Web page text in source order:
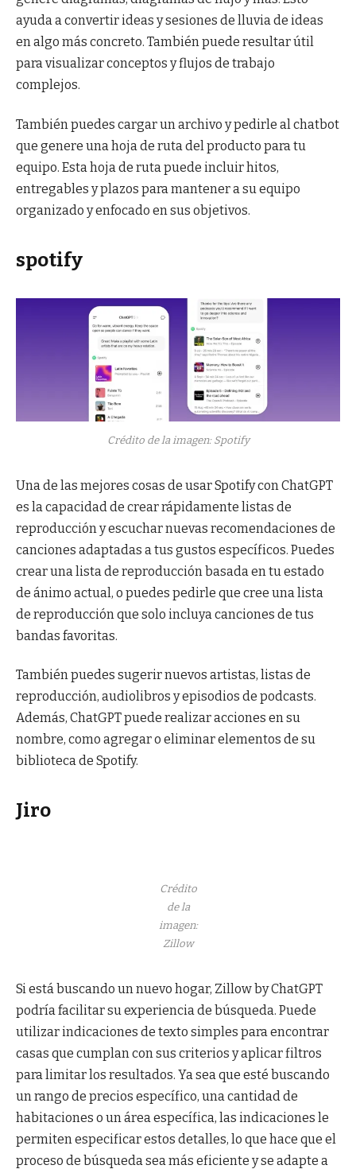
ayuda a convertir ideas y sesiones de lluvia de ideas
en algo más concreto. También puede resultar útil
para visualizar conceptos y flujos de trabajo
complejos.
También puedes cargar un archivo y pedirle al chatbot
que genere una hoja de ruta del producto para tu
equipo. Esta hoja de ruta puede incluir hitos,
entregables y plazos para mantener a su equipo
organizado y enfocado en sus objetivos.
spotify
Crédito de la imagen: Spotify
Una de las mejores cosas de usar Spotify con ChatGPT
es la capacidad de crear rápidamente listas de
reproducción y escuchar nuevas recomendaciones de
canciones adaptadas a tus gustos específicos. Puedes
crear una lista de reproducción basada en tu estado
de ánimo actual, o puedes pedirle que cree una lista
de reproducción que solo incluya canciones de tus
bandas favoritas.
También puedes sugerir nuevos artistas, listas de
reproducción, audiolibros y episodios de podcasts.
Además, ChatGPT puede realizar acciones en su
nombre, como agregar o eliminar elementos de su
biblioteca de Spotify.
Jiro
Crédito
de la
imagen:
Zillow
Si está buscando un nuevo hogar, Zillow by ChatGPT
podría facilitar su experiencia de búsqueda. Puede
utilizar indicaciones de texto simples para encontrar
casas que cumplan con sus criterios y aplicar filtros
para limitar los resultados. Ya sea que esté buscando
un rango de precios específico, una cantidad de
habitaciones o un área específica, las indicaciones le
permiten especificar estos detalles, lo que hace que el
proceso de búsqueda sea más eficiente y se adapte a